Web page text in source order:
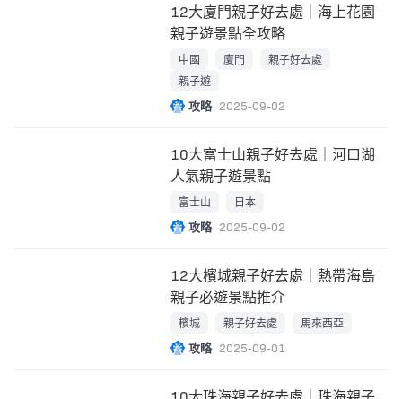
12大廈門親子好去處｜海上花園
親子遊景點全攻略
中國 廈門
親子好去處
親子遊
攻略 2025-09-02
10大富士山親子好去處｜河口湖
人氣親子遊景點
富士山 日本
攻略 2025-09-02
12大檳城親子好去處｜熱帶海島
親子必遊景點推介
檳城 親子好去處 馬來西亞
攻略 2025-09-01